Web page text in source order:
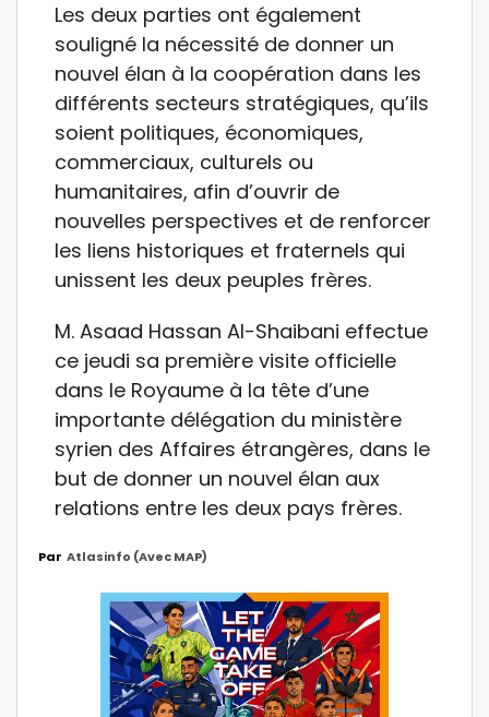
Les deux parties ont également
souligné la nécessité de donner un
nouvel élan à la coopération dans les
différents secteurs stratégiques, qu’ils
soient politiques, économiques,
commerciaux, culturels ou
humanitaires, afin d’ouvrir de
nouvelles perspectives et de renforcer
les liens historiques et fraternels qui
unissent les deux peuples frères.
M. Asaad Hassan Al-Shaibani effectue
ce jeudi sa première visite officielle
dans le Royaume à la tête d’une
importante délégation du ministère
syrien des Affaires étrangères, dans le
but de donner un nouvel élan aux
relations entre les deux pays frères.
Par Atlasinfo (avec MAP)